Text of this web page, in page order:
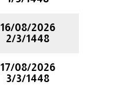
16/08/2026
2/3/1448
17/08/2026
3/3/1448